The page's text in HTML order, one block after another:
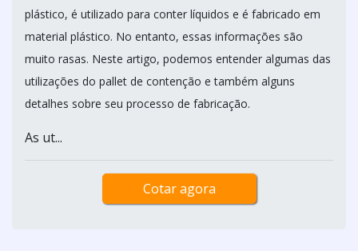
plástico, é utilizado para conter líquidos e é fabricado em
material plástico. No entanto, essas informações são
muito rasas. Neste artigo, podemos entender algumas das
utilizações do pallet de contenção e também alguns
detalhes sobre seu processo de fabricação.
As ut...
Cotar agora